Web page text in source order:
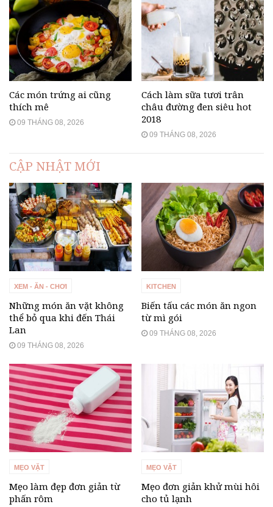
Các món trứng ai cũng
thích mê
09 THÁNG 08, 2026
Cách làm sữa tươi trân
châu đường đen siêu hot
2018
09 THÁNG 08, 2026
CẬP NHẬT MỚI
XEM - ĂN - CHƠI
Những món ăn vặt không
thể bỏ qua khi đến Thái
Lan
09 THÁNG 08, 2026
KITCHEN
Biến tấu các món ăn ngon
từ mì gói
09 THÁNG 08, 2026
MẸO VẶT
Mẹo làm đẹp đơn giản từ
phấn rôm
MẸO VẶT
Mẹo đơn giản khử mùi hôi
cho tủ lạnh